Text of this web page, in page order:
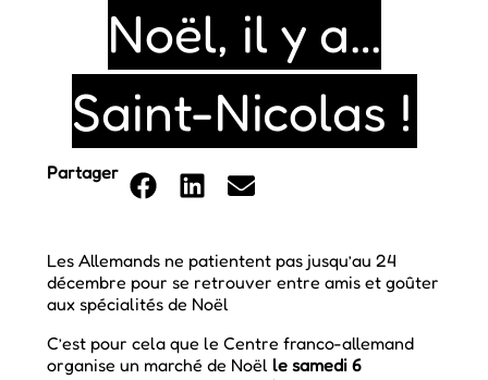
Noël, il y a…
Saint-Nicolas !
Partager
Les Allemands ne patientent pas jusqu’au 24
décembre pour se retrouver entre amis et goûter
aux spécialités de Noël
C’est pour cela que le Centre franco-allemand
organise un marché de Noël le samedi 6